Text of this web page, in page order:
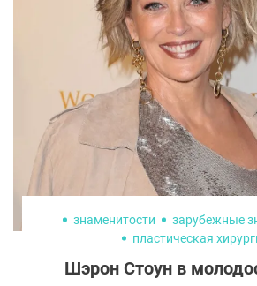
максимально бережного. Мы
косметологами «АРТ-
какие омолаживающие
наиболее безопасны в
знаменитости
зарубежные
пластическая
Шэрон Стоун в